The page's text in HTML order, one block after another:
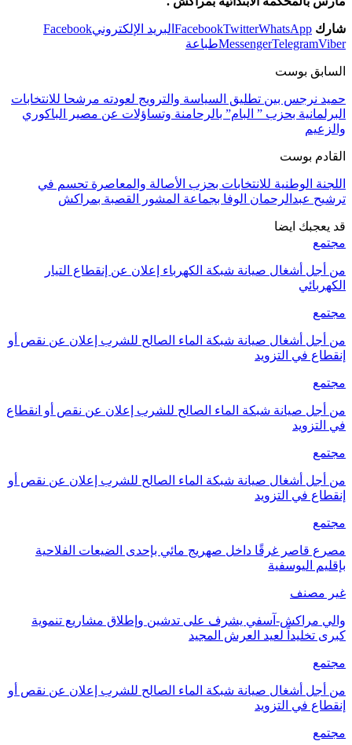
شارك FacebookTwitterWhatsApp البريد الإلكترونيFacebook
MessengerTelegramViber طباعة
السابق بوست
حميد نرجس بين تطليق السياسة والترويج لعودته مرشحا للانتخابات
البرلمانية بحزب ” البام” بالرحامنة وتساؤلات عن مصير الباكوري
والزعيم
القادم بوست
اللجنة الوطنية للانتخابات بحزب الأصالة والمعاصرة تحسم في
ترشيح عبدالرحمان الوفا بجماعة المشور القصبة بمراكش
قد يعجبك ايضا
مجتمع
من أجل أشغال صيانة شبكة الكهرباء إعلان عن إنقطاع التيار
الكهربائي
مجتمع
من أجل أشغال صيانة شبكة الماء الصالح للشرب إعلان عن نقص أو
إنقطاع في التزويد
مجتمع
من أجل صيانة شبكة الماء الصالح للشرب إعلان عن نقص أو انقطاع
في التزويد
مجتمع
من أجل أشغال صيانة شبكة الماء الصالح للشرب إعلان عن نقص أو
إنقطاع في التزويد
مجتمع
مصرع قاصر غرقًا داخل صهريج مائي بإحدى الضيعات الفلاحية
بإقليم اليوسفية
غير مصنف
والي مراكش-آسفي يشرف على تدشين وإطلاق مشاريع تنموية
كبرى تخليداً لعيد العرش المجيد
مجتمع
من أجل أشغال صيانة شبكة الماء الصالح للشرب إعلان عن نقص أو
إنقطاع في التزويد
مجتمع